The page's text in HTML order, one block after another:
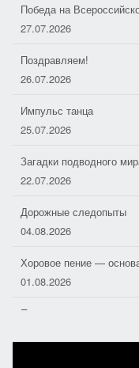
Победа на
27.07.2026
Поздравляем!
26.07.2026
Импульс танца
25.07.2026
Загадки подводного
22.07.2026
Дорожные следопыты
04.08.2026
Хоровое пение —
01.08.2026
Полезная поэзия